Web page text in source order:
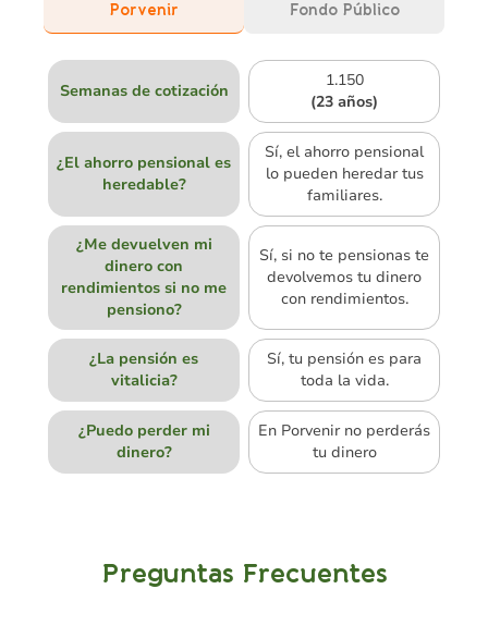
Porvenir Fondo Público
Semanas de cotización
1.150
(23 años)
¿El ahorro pensional es
heredable?
Sí, el ahorro pensional
lo pueden heredar tus
familiares.
¿Me devuelven mi
dinero con
rendimientos si no me
pensiono?
Sí, si no te pensionas te
devolvemos tu dinero
con rendimientos.
¿La pensión es
vitalicia?
Sí, tu pensión es para
toda la vida.
¿Puedo perder mi
dinero?
En Porvenir no perderás
tu dinero
Preguntas Frecuentes